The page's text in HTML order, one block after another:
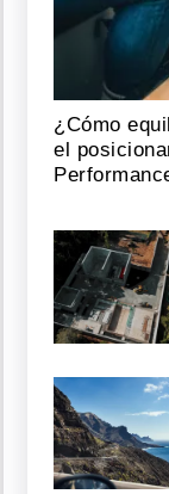
¿Cómo
el